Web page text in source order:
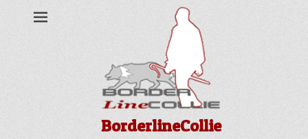
BorderlineCollie